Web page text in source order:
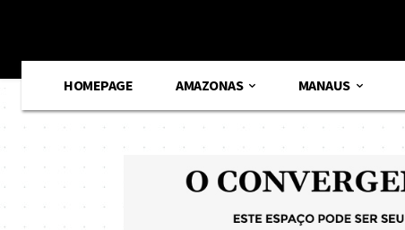
HOMEPAGE AMAZONAS MANAUS